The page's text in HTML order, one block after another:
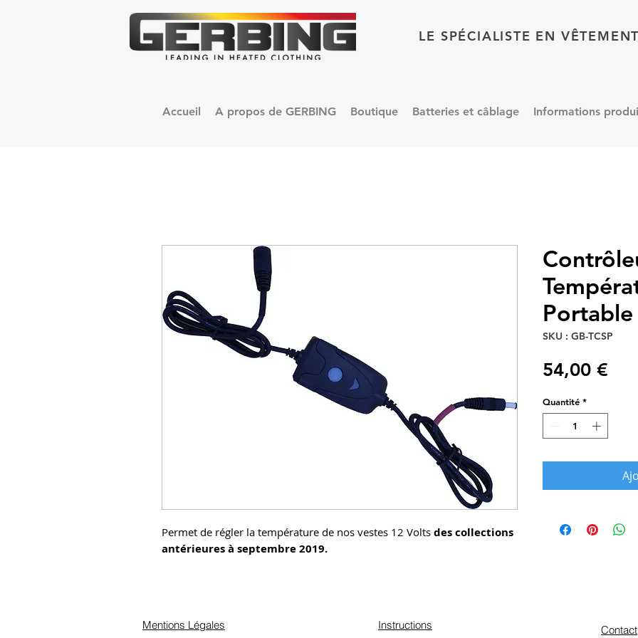
LE SPÉCIALISTE EN
Accueil A propos de GERBING Boutique Batteries et câblage Informations
Permet de régler la température de nos vestes 12 Volts des collections
antérieures à septembre 2019.
Portable
SKU : GB-TCSP
54,00 €
Quantité *
Mentions Légales Instructions Contact